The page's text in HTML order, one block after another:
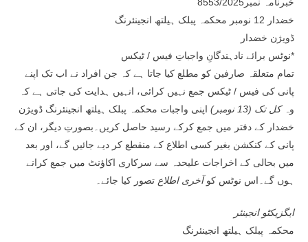
خضدار 12 نومبر محکمہ پبلک ہیلتھ انجینئرنگ
ڈویژن خضدار
نوٹس برائے نادہندگانِ واجباتِ فیس / ٹیکس*
تمام متعلقہ صارفین کو مطلع کیا جاتا ہے کہ جن افراد نے اب تک اپنے
پانی کی فیس / ٹیکس جمع نہیں کرائی، انہیں ہدایت کی جاتی ہے کہ
وہکل تک (13 نومبر)
اپنی واجبات محکمہ پبلک ہیلتھ انجینئرنگ ڈویژن
خضدار کے دفتر میں جمع کرکے رسید حاصل کریں۔بصورتِ دیگر، ان کے
پانی کے کنکشن بغیر کسی اطلاع کے منقطع کر دیے جائیں گے، اور بعد
میں بحالی کے اخراجات علیحدہ سے سرکاری اکاؤنٹ میں جمع کرانے
ہوں گے۔اس نوٹس کوآخری اطلاع تصور کیا جائے۔
ایگزیکٹو انجینئر
محکمہ پبلک ہیلتھ انجینئرنگ